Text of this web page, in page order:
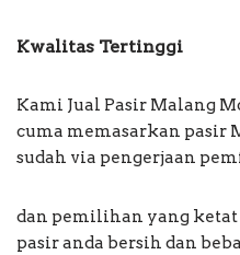
Kwalitas Tertinggi
Kami Jual Pasir Malang
cuma memasarkan pasir
sudah via pengerjaan
dan pemilihan yang
pasir anda bersih dan